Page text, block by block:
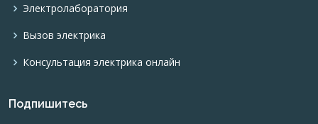
Электролаборатория
Вызов электрика
Консультация электрика онлайн
Подпишитесь